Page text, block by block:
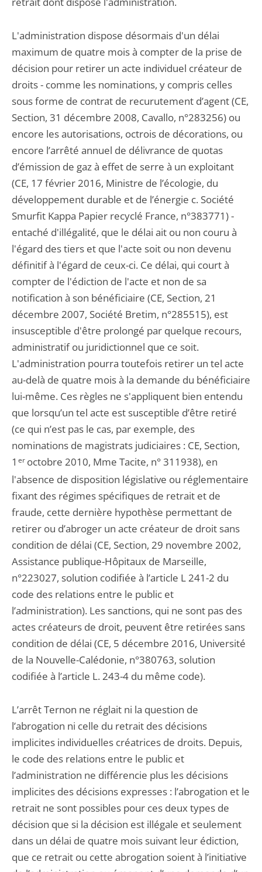
L'administration dispose désormais d'un délai
maximum de quatre mois à compter de la prise de
décision pour retirer un acte individuel créateur de
droits - comme les nominations, y compris celles
sous forme de contrat de recurutement d’agent (CE,
Section, 31 décembre 2008, Cavallo, n°283256) ou
encore les autorisations, octrois de décorations, ou
encore l’arrêté annuel de délivrance de quotas
d’émission de gaz à effet de serre à un exploitant
(CE, 17 février 2016, Ministre de l’écologie, du
développement durable et de l’énergie c. Société
Smurfit Kappa Papier recyclé France, n°383771) -
entaché d'illégalité, que le délai ait ou non couru à
l'égard des tiers et que l'acte soit ou non devenu
définitif à l'égard de ceux-ci. Ce délai, qui court à
compter de l'édiction de l'acte et non de sa
notification à son bénéficiaire (CE, Section, 21
décembre 2007, Société Bretim, n°285515), est
insusceptible d'être prolongé par quelque recours,
administratif ou juridictionnel que ce soit.
L'administration pourra toutefois retirer un tel acte
au-delà de quatre mois à la demande du bénéficiaire
lui-même. Ces règles ne s'appliquent bien entendu
que lorsqu’un tel acte est susceptible d’être retiré
(ce qui n’est pas le cas, par exemple, des
nominations de magistrats judiciaires : CE, Section,
1 eroctobre 2010, Mme Tacite, n° 311938), en
l'absence de disposition législative ou réglementaire
fixant des régimes spécifiques de retrait et de
fraude, cette dernière hypothèse permettant de
retirer ou d’abroger un acte créateur de droit sans
condition de délai (CE, Section, 29 novembre 2002,
Assistance publique-Hôpitaux de Marseille,
n°223027, solution codifiée à l’article L 241-2 du
code des relations entre le public et
l’administration). Les sanctions, qui ne sont pas des
actes créateurs de droit, peuvent être retirées sans
condition de délai (CE, 5 décembre 2016, Université
de la Nouvelle-Calédonie, n°380763, solution
codifiée à l’article L. 243-4 du même code).
L’arrêt Ternon ne réglait ni la question de
l’abrogation ni celle du retrait des décisions
implicites individuelles créatrices de droits. Depuis,
le code des relations entre le public et
l’administration ne différencie plus les décisions
implicites des décisions expresses : l’abrogation et le
retrait ne sont possibles pour ces deux types de
décision que si la décision est illégale et seulement
dans un délai de quatre mois suivant leur édiction,
que ce retrait ou cette abrogation soient à l’initiative